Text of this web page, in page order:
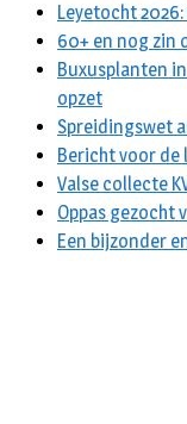
Leyetocht
60+ en nog zin
Buxusplanten
opzet
Spreidingswet
Bericht voor de
Valse collecte
Oppas gezocht
Een bijzonder